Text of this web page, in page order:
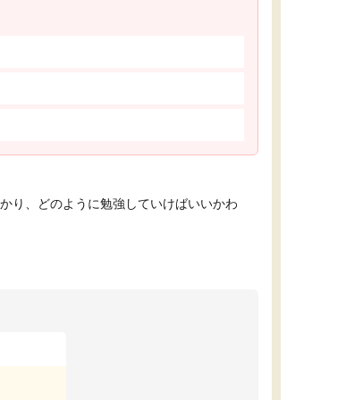
り、どのように勉強していけばいいかわ